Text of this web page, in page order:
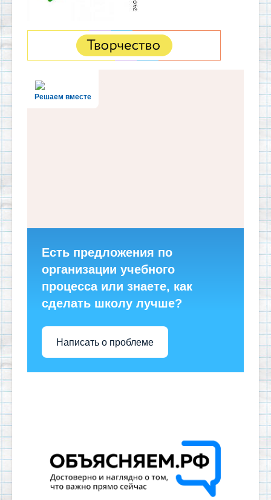
Решаем вместе
Есть предложения по
организации учебного
процесса или знаете, как
сделать школу лучше?
Написать о проблеме